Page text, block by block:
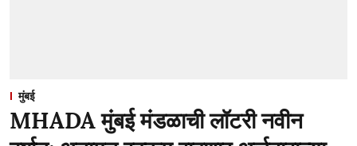
मुंबई
MHADA मुंबई मंडळाची लॉटरी नवीन